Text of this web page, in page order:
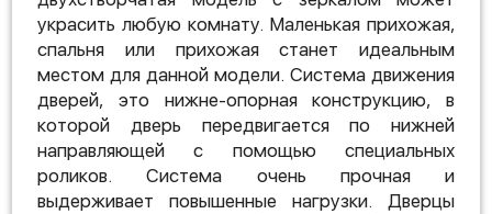
украсить любую комнату. Маленькая прихожая,
спальня или прихожая станет идеальным
местом для данной модели. Система движения
дверей, это нижне-опорная конструкцию, в
которой дверь передвигается по нижней
направляющей с помощью специальных
роликов. Система очень прочная и
выдерживает повышенные нагрузки. Дверцы